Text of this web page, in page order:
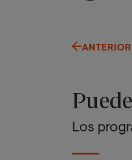
ANTERIOR
Los